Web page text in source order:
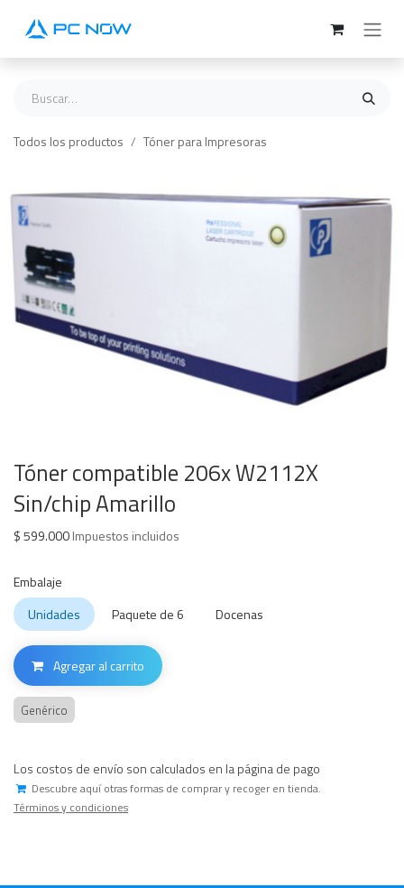
Todos los productos Tóner para Impresoras
Tóner compatible 206x W2112X
Sin/chip Amarillo
$599.000Impuestos incluidos
Embalaje
Unidades
Paquete de 6 Docenas
Agregar al carrito
Genérico
Los costos de envío son calculados en la página de pago
Descubre aquí otras formas de comprar y recoger en tienda.
Términos y condiciones